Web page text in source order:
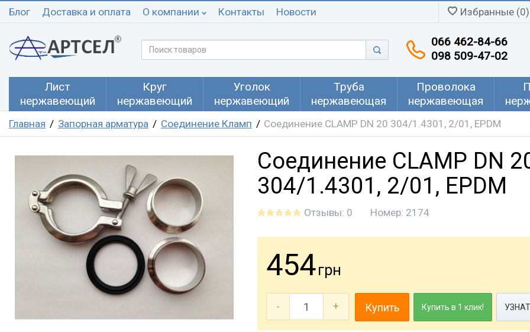
Блог Доставка и оплата О компании Контакты Новости Избранные (0)
066 462-84-66
098 509-47-02
Лист
нержавеющий
Круг
нержавеющий
Уголок
нержавеющий
Труба
нержавеющая
Проволока
нержавеющая
Главная Запорная арматура Соединение Кламп Соединение CLAMP DN 20 304/1.4301, 2/01, EPDM
Соединение CLAMP DN
304/1.4301, 2/01, EPDM
Отзывы: 0 Номер: 2174
454грн
- + Купить Купить в 1 клик!